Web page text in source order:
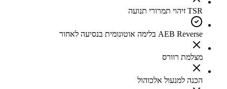
TSR זיהוי תמרורי תנועה
AEB Reverse בלימה אוטונומית בנסיעה לאחור
מצלמת רוורס
הכנה למנעול אלכוהול